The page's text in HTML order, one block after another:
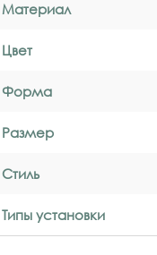
Материал
Цвет
Форма
Размер
Стиль
Типы установки